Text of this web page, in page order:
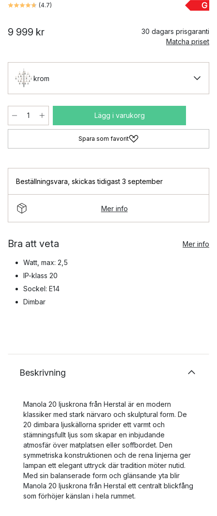
(4.7) G
9 999 kr
30 dagars prisgaranti
Matcha priset
krom
Lägg i varukorg
Spara som favorit
Beställningsvara skickas tidigast 3 september
Mer info
Bra att veta Mer info
Watt, max: 2,5
IP-klass 20
Sockel: E14
Dimbar
Beskrivning
Manola 20 ljuskrona från Herstal är en modern
klassiker med stark närvaro och skulptural form. De
20 dimbara ljuskällorna sprider ett varmt och
stämningsfullt ljus som skapar en inbjudande
atmosfär över matplatsen eller soffbordet. Den
symmetriska konstruktionen och de rena linjerna ger
lampan ett elegant uttryck där tradition möter nutid.
Med sin balanserade form och glänsande yta blir
Manola 20 ljuskrona från Herstal ett centralt blickfång
som förhöjer känslan i hela rummet.